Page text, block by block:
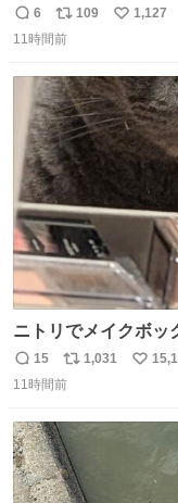
問題はこっちでは？ ・都内の特定企業に入るのを極度に推
奨し，それ以外の地
化する ・院生が研
過去例↓
返
信
6
リ
ポ
ト
数
109
い
数
1,127
11時間前
ニトリでメイクボッ
返
信
15
リ
ポ
ト
数
1,031
い
11時間前